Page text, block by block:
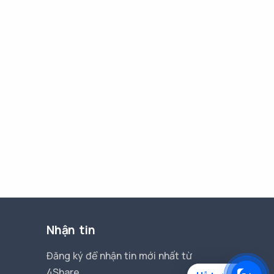
Nhận tin
Đăng ký để nhận tin mới nhất từ